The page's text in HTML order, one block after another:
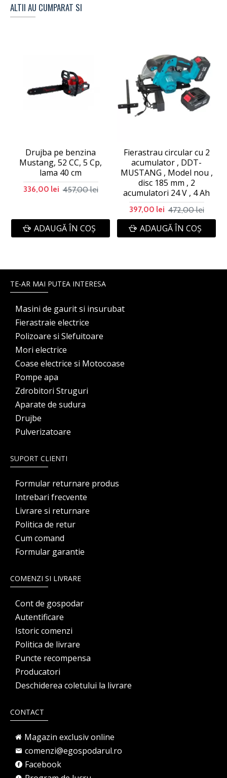
ALTII AU CUMPARAT SI
Drujba pe benzina
Mustang, 52 CC, 5 Cp,
lama 40 cm
336,00 lei 457,00 lei
ADAUGĂ ÎN COŞ
Fierastrau circular cu 2
acumulator , DDT-
MUSTANG , Model nou ,
disc 185 mm , 2
acumulatori 24 V , 4 Ah
397,00 lei 472,00 lei
ADAUGĂ ÎN COŞ
TE-AR MAI PUTEA INTERESA
Masini de gaurit si insurubat
Fierastraie electrice
Polizoare si Slefuitoare
Mori electrice
Coase electrice si Motocoase
Pompe apa
Zdrobitori Struguri
Aparate de sudura
Drujbe
Pulverizatoare
SUPORT CLIENTI
Formular returnare produs
Intrebari frecvente
Livrare si returnare
Politica de retur
Cum comand
Formular garantie
COMENZI SI LIVRARE
Cont de gospodar
Autentificare
Istoric comenzi
Politica de livrare
Puncte recompensa
Producatori
Deschiderea coletului la livrare
CONTACT
Magazin exclusiv online
comenzi@egospodarul.ro
Facebook